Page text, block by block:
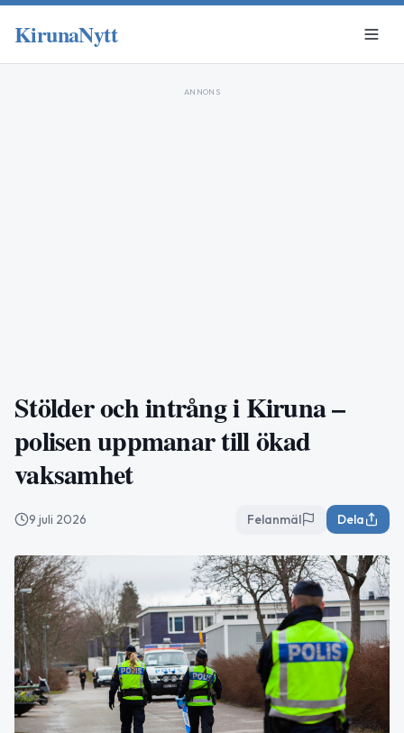
KirunaNytt
ANNONS
Stölder och intrång i Kiruna –
polisen uppmanar till ökad
vaksamhet
9 juli 2026 Felanmäl Dela